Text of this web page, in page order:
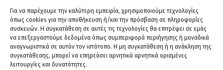
Για να παρέχουμε την καλύτερη εμπειρία, χρησιμοποιούμε τεχνολογίες
όπως cookies για την αποθήκευση ή/και την πρόσβαση σε πληροφορίες
συσκευών. Η συγκατάθεση σε αυτές τις τεχνολογίες θα επιτρέψει σε εμάς
να επεξεργαστούμε δεδομένα όπως συμπεριφορά περιήγησης ή μοναδικά
αναγνωριστικά σε αυτόν τον ιστότοπο. Η μη συγκατάθεση ή η ανάκληση της
συγκατάθεσης, μπορεί να επηρεάσει αρνητικά αρνητικά ορισμένες
λειτουργίες και δυνατότητες.
ΒΡΕΙΤΕ ΜΑΣ
Βέροια:
Διεύθυνση:Μιαούλη 4, 59132
Τηλ:23310 29994
Κοζάνη: